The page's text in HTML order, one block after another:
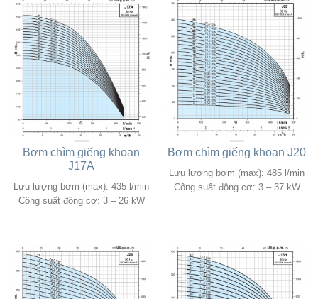
Bơm chìm giếng khoan
J17A
Lưu lượng bơm (max): 435 l/min
Công suất động cơ: 3 – 26 kW
Bơm chìm giếng khoan J20
Lưu lượng bơm (max): 485 l/min
Công suất động cơ: 3 – 37 kW